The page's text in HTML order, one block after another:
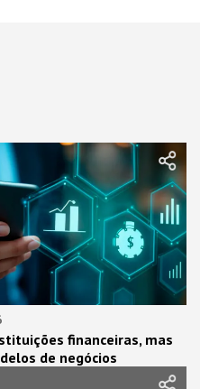
financeiras, mas
de negócios